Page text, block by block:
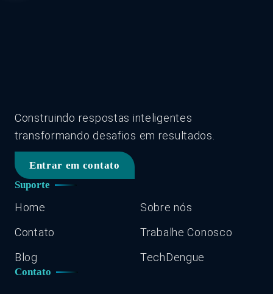
Construindo respostas inteligentes
transformando desafios em resultados.
Entrar em contato
Suporte
Home
Sobre nós
Contato
Trabalhe Conosco
Blog
TechDengue
Contato